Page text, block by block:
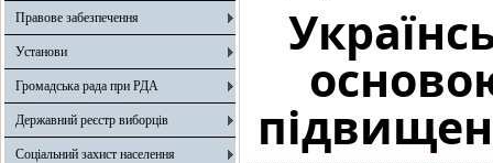
Правове забезпечення
Установи
Громадська рада при РДА
Державний реєстр виборців
Соціальний захист населення